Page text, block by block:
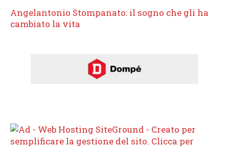
Angelantonio Stompanato: il sogno che gli ha
cambiato la vita